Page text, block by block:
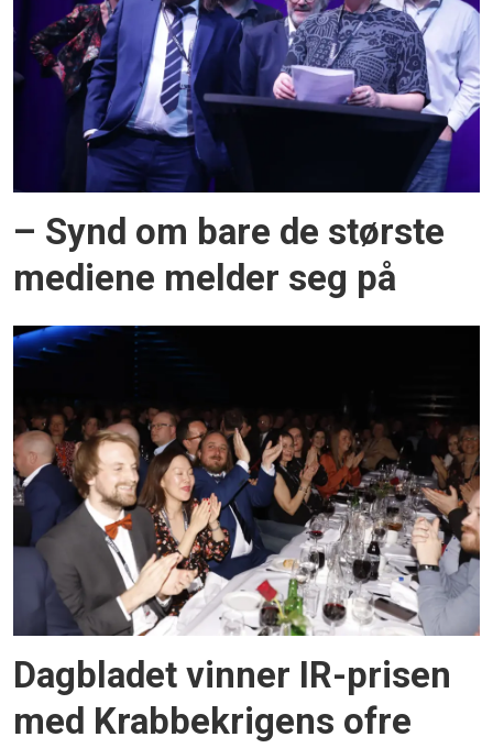
– Synd om bare de største
mediene melder seg på
Dagbladet vinner IR-prisen
med Krabbekrigens ofre